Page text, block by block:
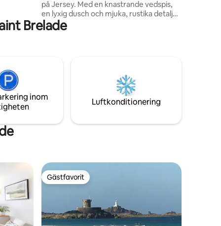
på Jersey. Med en knastrande vedspis,
en lyxig dusch och mjuka, rustika detaljer
överallt är detta söta lilla boende gjort för
dem som söker lugn och komfort. Det
promenader och fridfulla kvällar. En
mysig liten tillflyktsort där du verkligen
kan koppla av.
Brelade
inom
Luftkonditionering
Gästfavorit
Gästfavorit